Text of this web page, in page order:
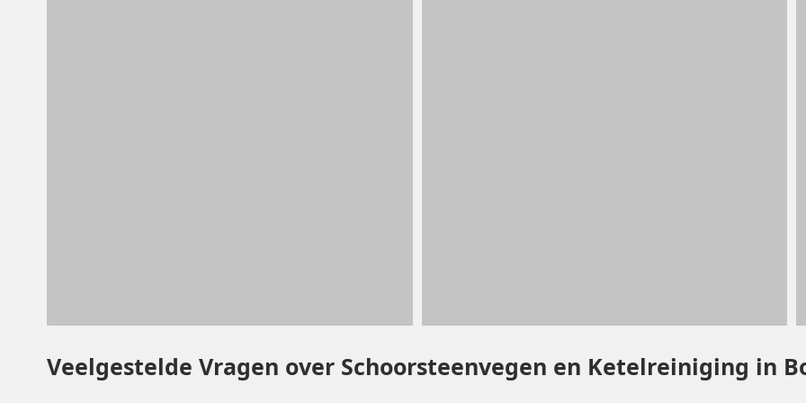
Veelgestelde Vragen over Schoorsteenvegen en Ketelreiniging in